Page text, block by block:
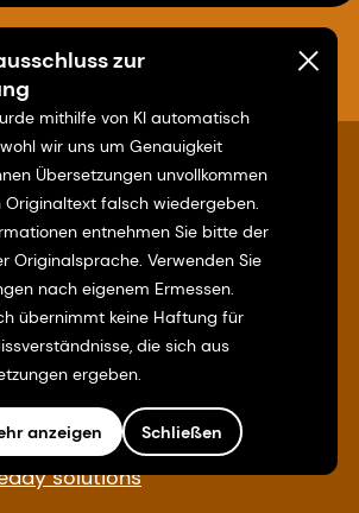
blends of functional
in one single, efficient premix.
solutions
zur
mithilfe von KI automatisch
wir uns um Genauigkeit
Übersetzungen unvollkommen
Originaltext falsch wiedergeben.
entnehmen Sie bitte der
Originalsprache. Verwenden Sie
nach eigenem Ermessen.
übernimmt keine Haftung für
die sich aus
ergeben.
anzeigen Schließen